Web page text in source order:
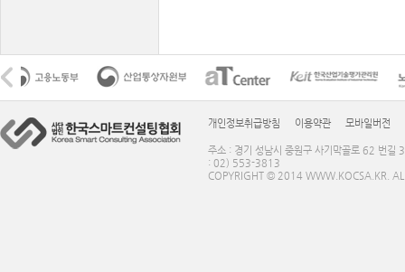
개인정보취급방침 이용약관 모바일버전
주소 : 경기 성남시 중원구 사기막골로 62 번
: 02) 553-3813
COPYRIGHT © 2014 WWW.KOCSA.KR.